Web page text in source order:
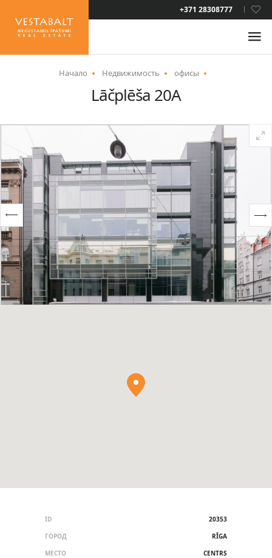
+371 28308777
LAT
ENG
НОВОСТИ
НЕДВИЖИМОСТЬ
УСЛУГИ
ВИД НА ЖИТЕЛЬСТВО
КОНТАКТЫ
Начало Недвижимость офисы
Lāčplēša 20A
ID
20353
ГОРОД
RĪGA
МЕСТО
CENTRS